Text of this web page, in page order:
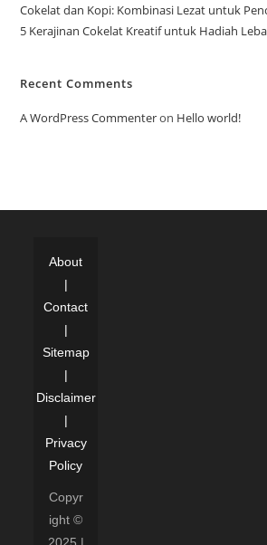
Cokelat dan Kopi: Kombinasi Lezat untuk
5 Kerajinan Cokelat Kreatif untuk Hadiah
Recent Comments
A WordPress Commenteron Hello world!
About
|
Contact
|
Sitemap
|
Disclaimer
|
Privacy
Policy
Copyr
ight ©
2025 |